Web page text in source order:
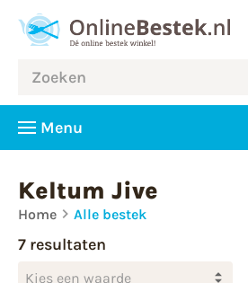
Menu
Keltum Jive
Home Alle bestek
7 resultaten
Kies een waarde